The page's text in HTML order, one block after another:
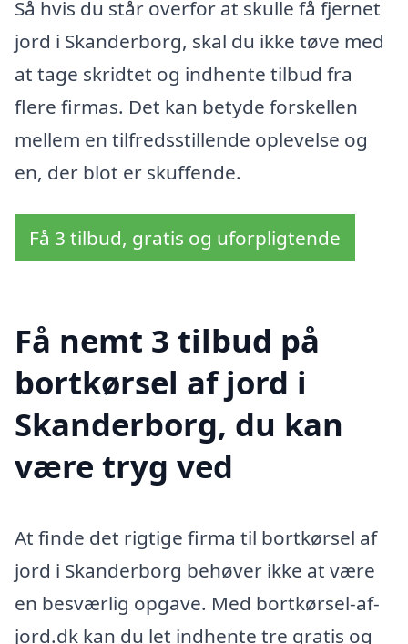
Så hvis du står overfor at skulle få fjernet
jord i Skanderborg, skal du ikke tøve med
at tage skridtet og indhente tilbud fra
flere firmas. Det kan betyde forskellen
mellem en tilfredsstillende oplevelse og
en, der blot er skuffende.
Få 3 tilbud, gratis og uforpligtende
Få nemt 3 tilbud på
bortkørsel af jord i
Skanderborg, du kan
være tryg ved
At finde det rigtige firma til bortkørsel af
jord i Skanderborg behøver ikke at være
en besværlig opgave. Med bortkørsel-af-
jord.dk kan du let indhente tre gratis og